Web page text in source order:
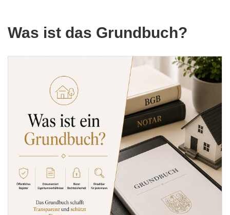
Was ist das Grundbuch?